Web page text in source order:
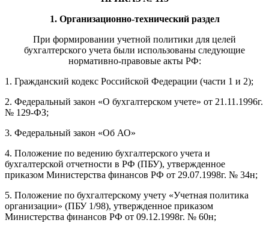
1. Организационно-технический раздел
При формировании учетной политики для целей
бухгалтерского учета были использованы следующие
нормативно-правовые акты РФ:
1. Гражданский кодекс Российской Федерации (части 1 и 2);
2. Федеральный закон «О бухгалтерском учете» от 21.11.1996г.
№ 129-ФЗ;
3. Федеральный закон «Об АО»
4. Положение по ведению бухгалтерского учета и
бухгалтерской отчетности в РФ (ПБУ), утвержденное
приказом Министерства финансов РФ от 29.07.1998г. № 34н;
5. Положение по бухгалтерскому учету «Учетная политика
организации» (ПБУ 1/98), утвержденное приказом
Министерства финансов РФ от 09.12.1998г. № 60н;